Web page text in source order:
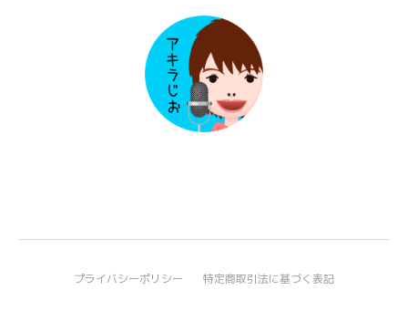
プライバシーポリシー 特定商取引法に基づく表記